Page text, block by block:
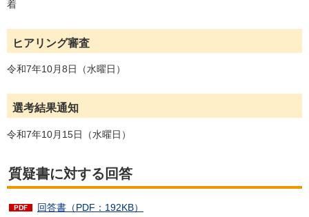
着
ヒアリング審査
令和7年10月8日（水曜日）
選考結果通知
令和7年10月15日（水曜日）
質疑書に対する回答
回答書（PDF：192KB）